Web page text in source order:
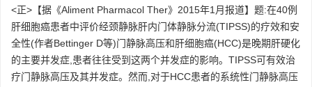
<正>【据《Aliment Pharmacol Ther》2015年1月报道】题:在40例
肝细胞癌患者中评价经颈静脉肝内门体静脉分流(TIPSS)的疗效和安
全性(作者Bettinger D等)门静脉高压和肝细胞癌(HCC)是晚期肝硬化
的主要并发症,患者往往受到这两个并发症的影响。TIPSS可有效治
疗门静脉高压及其并发症。然而,对于HCC患者的系统性门静脉高压